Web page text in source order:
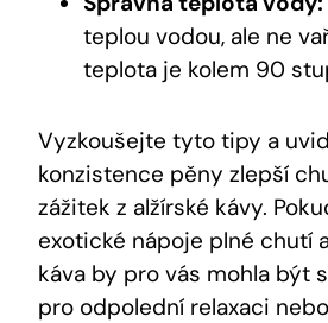
teplou vodou, ale ne
teplota je kolem 90
Vyzkoušejte tyto tipy a
konzistence pěny zlepší
zážitek z alžírské kávy.
exotické nápoje plné chutí
káva by pro vás mohla být
pro odpolední relaxaci